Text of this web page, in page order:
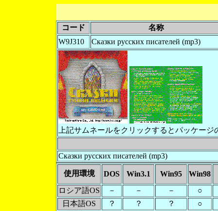
コード
名称
W9J310
Сказки русских писателей (mp3)
上記サムネールをクリックするとパッケー
Сказки русских писателей (mp3)
使用環境 DOS Win3.1 Win95
Win98
ロシア語OS
－ － －
○
日本語OS
？ ？ ？
○